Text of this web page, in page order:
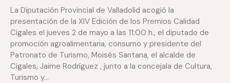
La Diputación Provincial de Valladolid acogió la
presentación de la XIV Edición de los Premios Calidad
Cigales el jueves 2 de mayo a las 11:00 h., el diputado de
promoción agroalimentaria, consumo y presidente del
Patronato de Turismo, Moisés Santana, el alcalde de
Cigales, Jaime Rodríguez , junto a la concejala de Cultura,
Turismo y…